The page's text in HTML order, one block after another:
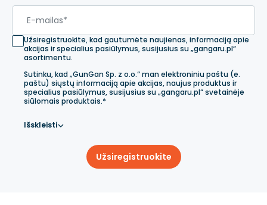
Užsiregistruokite, kad gautumėte naujienas, informaciją apie
akcijas ir specialius pasiūlymus, susijusius su „gangaru.pl“
asortimentu.
Sutinku, kad „GunGan Sp. z o.o.“ man elektroniniu paštu (e.
paštu) siųstų informaciją apie akcijas, naujus produktus ir
specialius pasiūlymus, susijusius su „gangaru.pl“ svetainėje
siūlomais produktais.*
Išskleisti
Užsiregistruokite